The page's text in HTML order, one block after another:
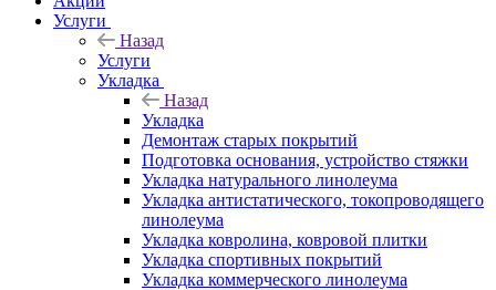
Услуги
Назад
Услуги
Укладка
Назад
Укладка
Демонтаж старых покрытий
Подготовка основания, устройство стяжки
Укладка натурального линолеума
Укладка антистатического, токопроводящего
линолеума
Укладка ковролина, ковровой плитки
Укладка спортивных покрытий
Укладка коммерческого линолеума